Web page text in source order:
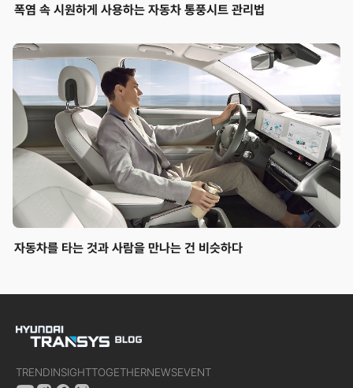
폭염 속 시원하게 사용하는 자동차 통풍시트 관리법
자동차를 타는 것과 사람을 만나는 건 비슷하다
TRENDINSIGHTTOGETHERNEWSEVENT